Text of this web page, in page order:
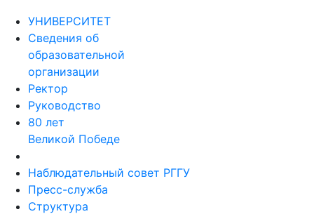
УНИВЕРСИТЕТ
Сведения об
образовательной
организации
Ректор
Руководство
80 лет
Великой Победе
Наблюдательный совет РГГУ
Пресс-служба
Структура